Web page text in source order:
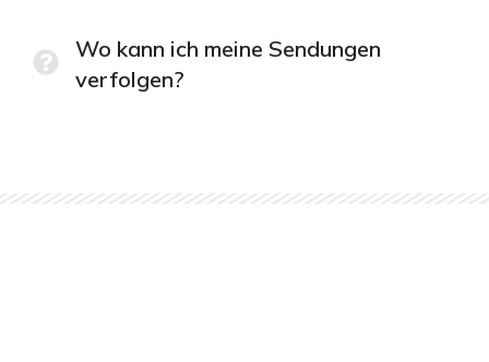
Wo kann ich meine Sendungen
verfolgen?